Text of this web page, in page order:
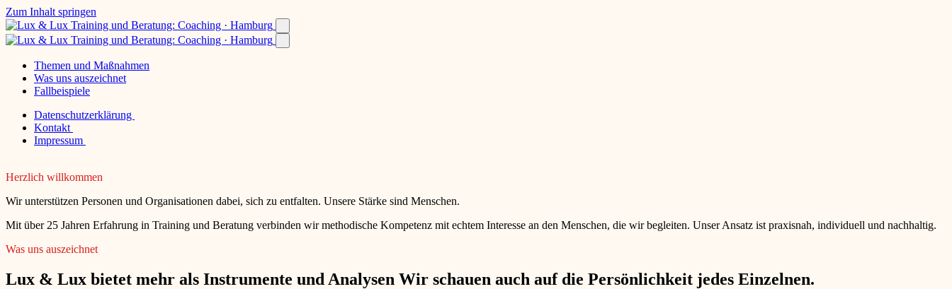
Zum Inhalt springen
Themen und Maßnahmen
Was uns auszeichnet
Fallbeispiele
Datenschutzerklärung
Kontakt
Impressum
Herzlich willkommen
Wir unterstützen Personen und Organisationen dabei, sich zu entfalten. Unsere Stärke sind Menschen.
Mit über 25 Jahren Erfahrung in Training und Beratung verbinden wir methodische Kompetenz mit echtem Interesse an den Menschen, die wir begleiten. Unser Ansatz ist praxisnah, individuell und nachhaltig.
Was uns auszeichnet
Lux & Lux bietet mehr als Instrumente und Analysen Wir schauen auch auf die Persönlichkeit jedes Einzelnen.